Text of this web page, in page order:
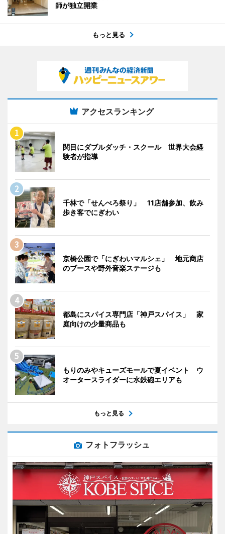
師が独立開業
もっと見る
アクセスランキング
関目にダブルダッチ・スクール 世界大会経
験者が指導
千林で「せんべろ祭り」 11店舗参加、飲み
歩き客でにぎわい
京橋公園で「にぎわいマルシェ」 地元商店
のブースや野外音楽ステージも
都島にスパイス専門店「神戸スパイス」 家
庭向けの少量商品も
もりのみやキューズモールで夏イベント ウ
オータースライダーに水鉄砲エリアも
もっと見る
フォトフラッシュ